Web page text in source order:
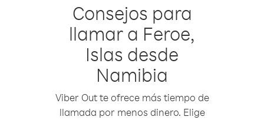
Consejos para
llamar a Feroe,
Islas desde
Namibia
Viber Out te ofrece más tiempo de
llamada por menos dinero. Elige